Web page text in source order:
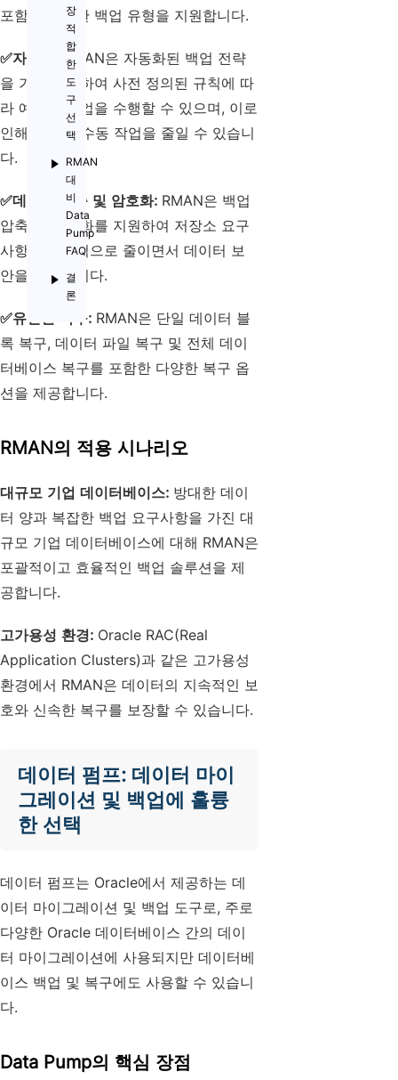
장
적
합
한
도
구
선
택
RMAN
대
비
Data
Pump
FAQ
결
론
포함한 다양한 백업 유형을 지원합니다.
✅자동화:
RMAN은 자동화된 백업 전략
을 가능하게 하여 사전 정의된 규칙에 따
라 예약된 백업을 수행할 수 있으며, 이로
인해 DBA의 수동 작업을 줄일 수 있습니
다.
✅데이터 압축 및 암호화: RMAN은 백업
압축 및 암호화를 지원하여 저장소 요구
사항을 효과적으로 줄이면서 데이터 보
안을 보장합니다.
✅유연한 복구: RMAN은 단일 데이터 블
록 복구, 데이터 파일 복구 및 전체 데이
터베이스 복구를 포함한 다양한 복구 옵
션을 제공합니다.
RMAN의 적용 시나리오
대규모 기업 데이터베이스: 방대한 데이
터 양과 복잡한 백업 요구사항을 가진 대
규모 기업 데이터베이스에 대해 RMAN은
포괄적이고 효율적인 백업 솔루션을 제
공합니다.
고가용성 환경: Oracle RAC(Real
Application Clusters)과 같은 고가용성
환경에서 RMAN은 데이터의 지속적인 보
호와 신속한 복구를 보장할 수 있습니다.
데이터 펌프: 데이터 마이
그레이션 및 백업에 훌륭
한 선택
데이터 펌프는 Oracle에서 제공하는 데
이터 마이그레이션 및 백업 도구로, 주로
다양한 Oracle 데이터베이스 간의 데이
터 마이그레이션에 사용되지만 데이터베
이스 백업 및 복구에도 사용할 수 있습니
다.
Data Pump의 핵심 장점